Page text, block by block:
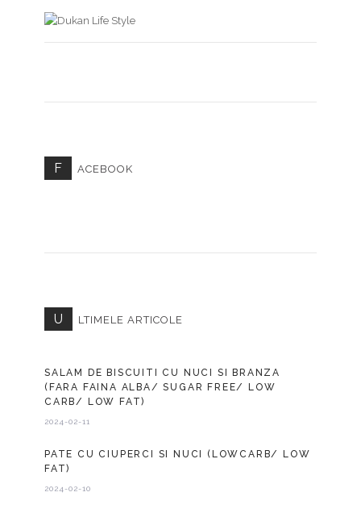
F ACEBOOK
U LTIMELE ARTICOLE
SALAM DE BISCUITI CU NUCI SI BRANZA
(FARA FAINA ALBA/ SUGAR FREE/ LOW
CARB/ LOW FAT)
2024-02-11
PATE CU CIUPERCI SI NUCI (LOWCARB/ LOW
FAT)
2024-02-10